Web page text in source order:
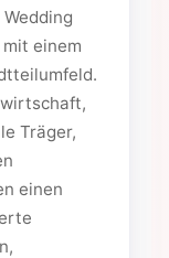
einem
Träger,
einen